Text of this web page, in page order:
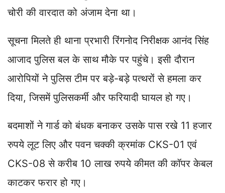
चोरी की वारदात को अंजाम देना था।
सूचना मिलते ही थाना प्रभारी रिंगनोद निरीक्षक आनंद सिंह
आजाद पुलिस बल के साथ मौके पर पहुंचे। इसी दौरान
आरोपियों ने पुलिस टीम पर बड़े-बड़े पत्थरों से हमला कर
दिया, जिसमें पुलिसकर्मी और फरियादी घायल हो गए।
बदमाशों ने गार्ड को बंधक बनाकर उसके पास रखे 11 हजार
रुपये लूट लिए और पवन चक्की क्रमांक CKS-01 एवं
CKS-08 से करीब 10 लाख रुपये कीमत की कॉपर केबल
काटकर फरार हो गए।